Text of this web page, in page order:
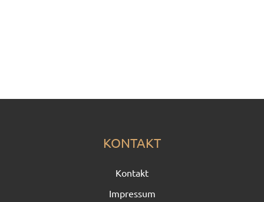
KONTAKT
Kontakt
Impressum